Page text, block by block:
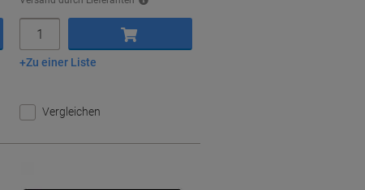
In den Warenkorb
Zu einer Liste
Vergleichen